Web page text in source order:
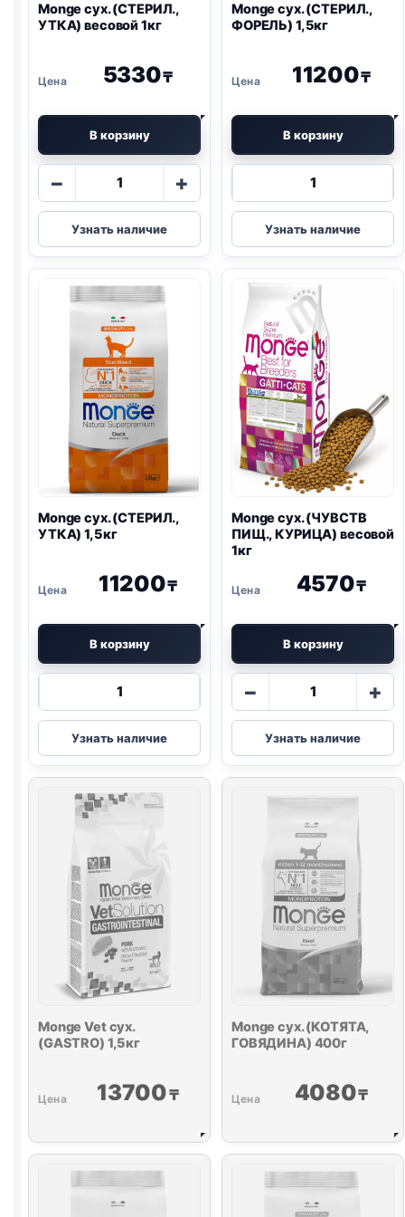
Monge сух. (СТЕРИЛ.,
УТКА) весовой 1кг
5330₸
В корзину
−
Количество
Monge
сух.
(СТЕРИЛ.,
весовой
1кг
+
Узнать наличие
Monge сух. (СТЕРИЛ.,
ФОРЕЛЬ) 1,5кг
11200₸
В корзину
Количество
Monge
сух.
(СТЕРИЛ.,
1,5кг
Узнать наличие
Monge сух. (СТЕРИЛ.,
УТКА) 1,5кг
11200₸
В корзину
Количество
Monge
сух.
(СТЕРИЛ.,
1,5кг
Узнать наличие
Monge сух. (ЧУВСТВ
ПИЩ., КУРИЦА) весовой
1кг
4570₸
В корзину
−
Количество
Monge
сух.
(ЧУВСТВ
весовой
1кг
+
Узнать наличие
Monge Vet сух.
(GASTRO) 1,5кг
13700₸
Monge сух. (КОТЯТА,
ГОВЯДИНА) 400г
4080₸